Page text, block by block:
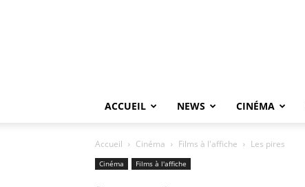
ACCUEIL NEWS CINÉMA
Accueil Cinéma Films à l'affiche Les pires
Cinéma Films à l'affiche